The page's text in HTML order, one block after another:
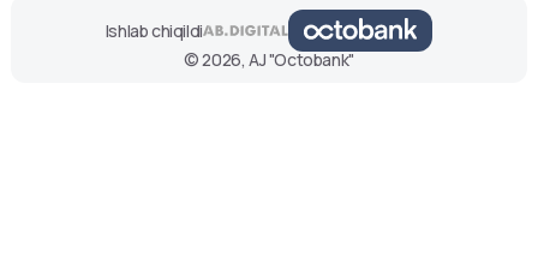
Ishlab chiqildi
© 2026, AJ "Octobank"